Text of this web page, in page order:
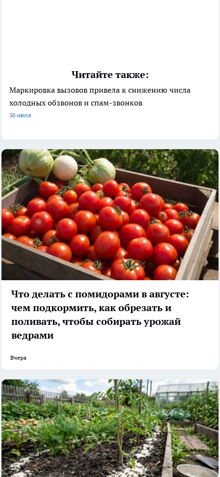
Читайте также:
Маркировка вызовов привела к снижению числа
холодных обзвонов и спам-звонков
30 июля
Что делать с помидорами в августе:
чем подкормить, как обрезать и
поливать, чтобы собирать урожай
ведрами
Вчера